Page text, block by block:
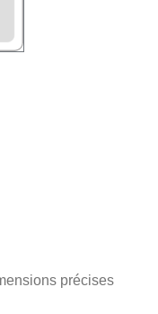
précises